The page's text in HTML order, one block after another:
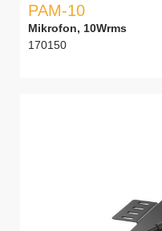
PAM-10
Mikrofon, 10Wrms
170150